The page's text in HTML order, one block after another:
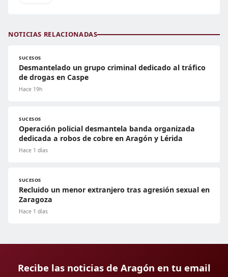
NOTICIAS RELACIONADAS
SUCESOS
Desmantelado un grupo criminal dedicado al tráfico
de drogas en Caspe
Hace 19h
SUCESOS
Operación policial desmantela banda organizada
dedicada a robos de cobre en Aragón y Lérida
Hace 1 días
SUCESOS
Recluido un menor extranjero tras agresión sexual en
Zaragoza
Hace 1 días
Recibe las noticias de Aragón en tu email